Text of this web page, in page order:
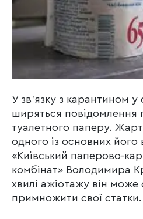
У зв’язку з карантином
ширяться повідомлення
туалетного паперу.
одного із основних його
«Київський паперово-
комбінат» Володимира
хвилі ажіотажу він може
примножити свої статки.